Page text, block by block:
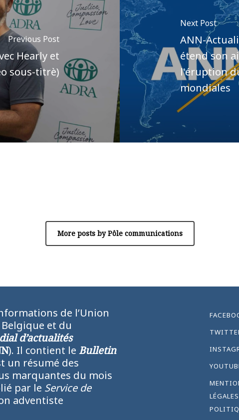
Previous Post
Hearly et
sous-titrè)
Next Post
ANN-
étend son
l'éruption
mondiales
More posts by Pôle communications
de l’Union
et du
d’actualités
). Il contient le Bulletin
un résumé des
marquantes du mois
par le Service de
adventiste